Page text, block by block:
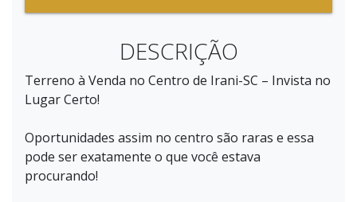
DESCRIÇÃO
Terreno à Venda no Centro de Irani-SC – Invista no
Lugar Certo!
Oportunidades assim no centro são raras e essa
pode ser exatamente o que você estava
procurando!